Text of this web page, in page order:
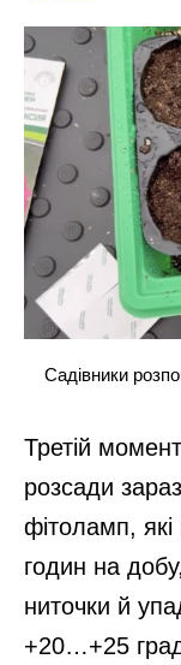
Садівники
Третій
розсади
фітоламп,
годин на
ниточки й
+20…+25